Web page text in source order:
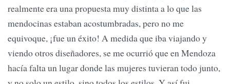
realmente era una propuesta muy distinta a lo que las
mendocinas estaban acostumbradas, pero no me
equivoque, ¡fue un éxito! A medida que iba viajando y
viendo otros diseñadores, se me ocurrió que en Mendoza
hacía falta un lugar donde las mujeres tuvieran todo junto,